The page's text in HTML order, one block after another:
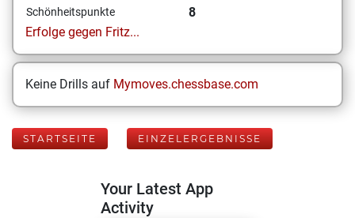
Schönheitspunkte
8
Erfolge gegen Fritz...
Keine Drills auf Mymoves.chessbase.com
STARTSEITE EINZELERGEBNISSE
Your Latest App
Activity